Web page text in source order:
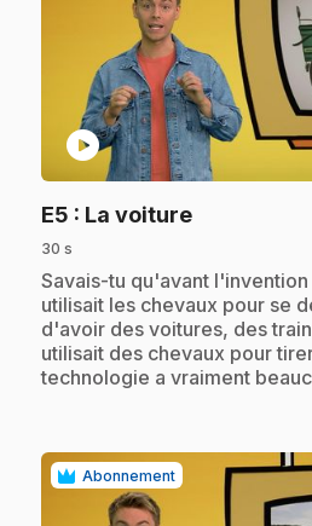
play_circle
E5 : La voiture.
30 s
.Savais-tu qu'avant
utilisait les chevaux pour se
d'avoir des voitures, des
utilisait des chevaux pour
technologie a vraiment
Abonnement